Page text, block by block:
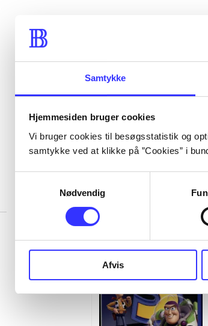
Samtykke
Hjemmesiden bruger cookies
Vi bruger cookies til besøgsstatistik og
samtykke ved at klikke på ”Cookies” i
Nødvendig
Afvis
...
...